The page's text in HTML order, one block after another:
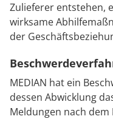
Zulieferer entstehen,
wirksame
der
MEDIAN hat ein
dessen Abwicklung
Meldungen nach